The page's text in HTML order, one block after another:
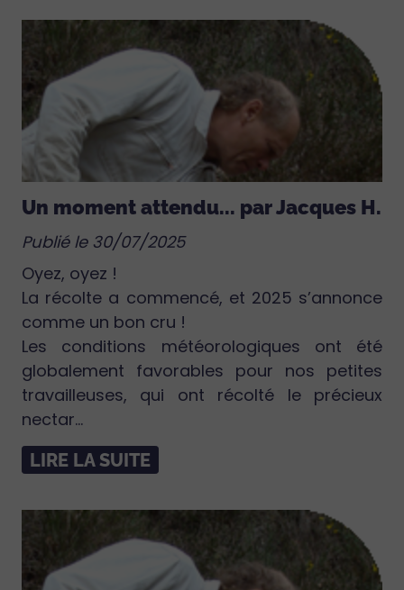
Un moment attendu... par Jacques H.
Publié le 30/07/2025
Oyez, oyez !
La récolte a commencé, et 2025 s’annonce
comme un bon cru !
Les conditions météorologiques ont été
globalement favorables pour nos petites
travailleuses, qui ont récolté le précieux
nectar...
LIRE LA SUITE